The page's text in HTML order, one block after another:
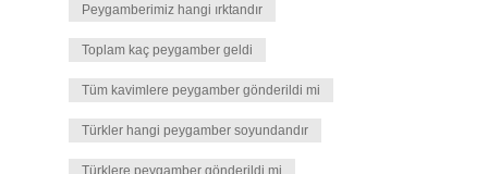
Peygamberimiz hangi ırktandır
Toplam kaç peygamber geldi
Tüm kavimlere peygamber gönderildi mi
Türkler hangi peygamber soyundandır
Türklere peygamber gönderildi mi